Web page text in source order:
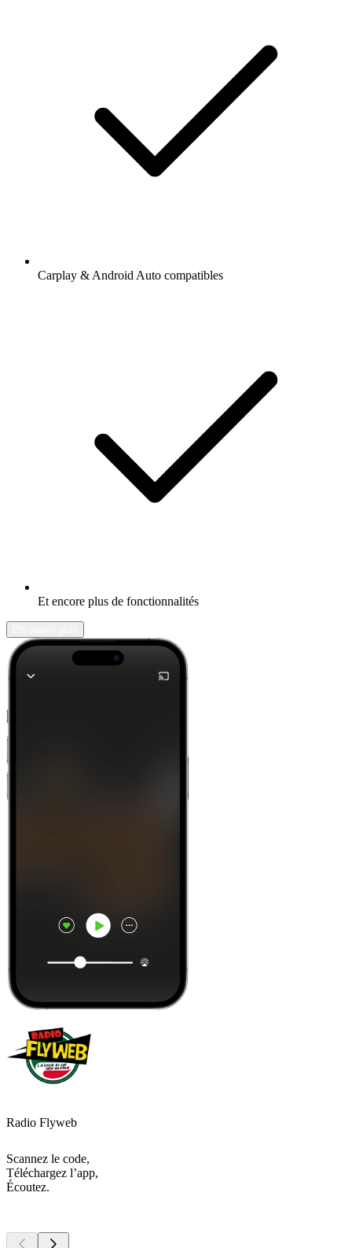
Carplay & Android Auto compatibles
Et encore plus de fonctionnalités
Radio Flyweb
Scannez le code,
Téléchargez l’app,
Écoutez.